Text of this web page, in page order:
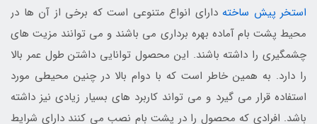
استخر پیش ساخته دارای انواع متنوعی است که برخی از آن ها در
محیط پشت بام آماده بهره برداری می باشند و می توانند مزیت های
چشمگیری را داشته باشند. این محصول توانایی داشتن طول عمر بالا
را دارد. به همین خاطر است که با دوام بالا در چنین محیطی مورد
استفاده قرار می گیرد و می تواند کاربرد های بسیار زیادی نیز داشته
باشد. افرادی که محصول را در پشت بام نصب می کنند دارای شرایط